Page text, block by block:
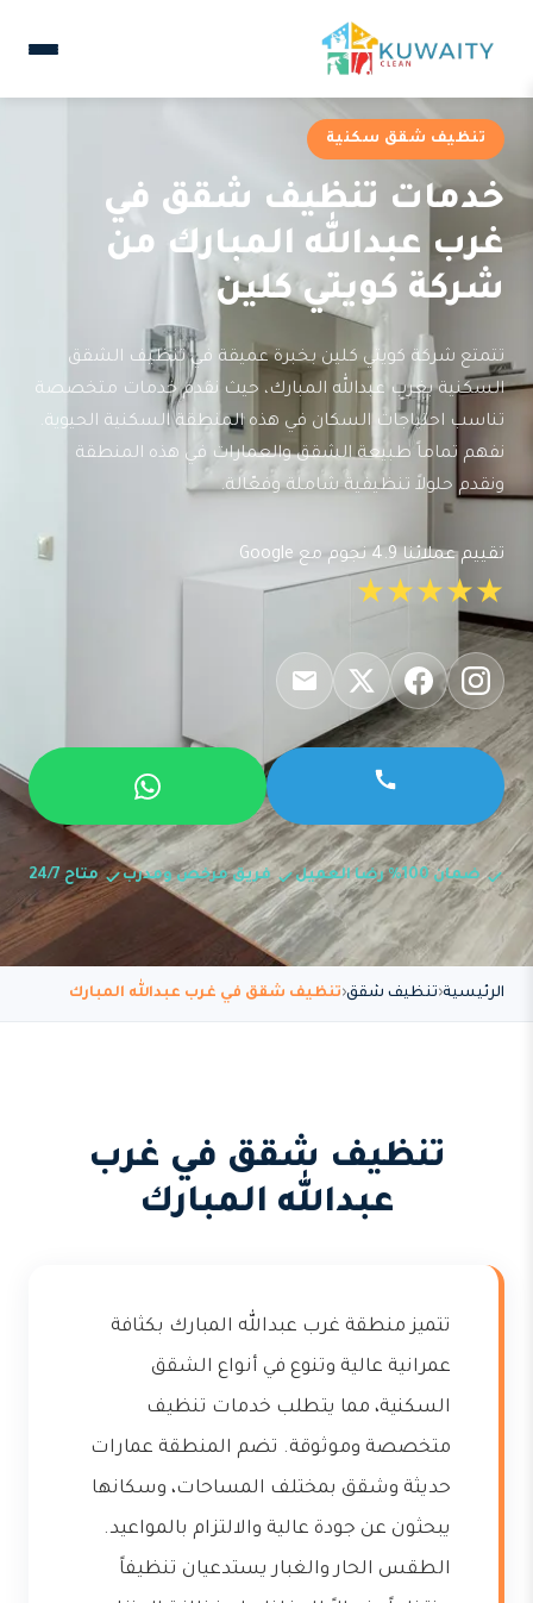
تنظيف شقق سكنية
خدمات تنظيف شقق في
غرب عبدالله المبارك من
شركة كويتي كلين
تتمتع شركة كويتي كلين بخبرة عميقة في تنظيف الشقق
السكنية بغرب عبدالله المبارك، حيث نقدم خدمات متخصصة
تناسب احتياجات السكان في هذه المنطقة السكنية الحيوية.
نفهم تماماً طبيعة الشقق والعمارات في هذه المنطقة
ونقدم حلولاً تنظيفية شاملة وفعّالة.
تقييم عملائنا 4.9 نجوم مع Google
★★★★★
ضمان 100% رضا العميل فريق مرخص ومدرب متاح 24/7
الرئيسية تنظيف شقق تنظيف شقق في غرب عبدالله المبارك
تنظيف شقق في غرب
عبدالله المبارك
تتميز منطقة غرب عبدالله المبارك بكثافة
عمرانية عالية وتنوع في أنواع الشقق
السكنية، مما يتطلب خدمات تنظيف
متخصصة وموثوقة. تضم المنطقة عمارات
حديثة وشقق بمختلف المساحات، وسكانها
يبحثون عن جودة عالية والالتزام بالمواعيد.
الطقس الحار والغبار يستدعيان تنظيفاً